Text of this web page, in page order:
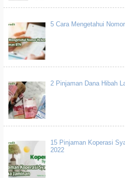
5 Cara Mengetahui
2 Pinjaman Dana Hibah
15 Pinjaman Koperasi
2022